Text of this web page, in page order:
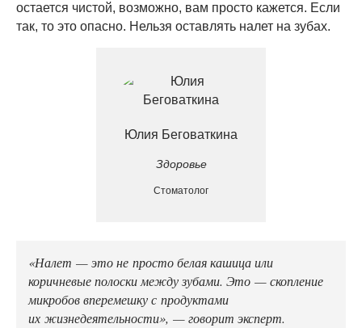
остается чистой, возможно, вам просто кажется. Если
так, то это опасно. Нельзя оставлять налет на зубах.
Юлия Беговаткина
Здоровье
Стоматолог
«Налет — это не просто белая кашица или
коричневые полоски между зубами. Это — скопление
микробов вперемешку с продуктами
их жизнедеятельности», — говорит эксперт.